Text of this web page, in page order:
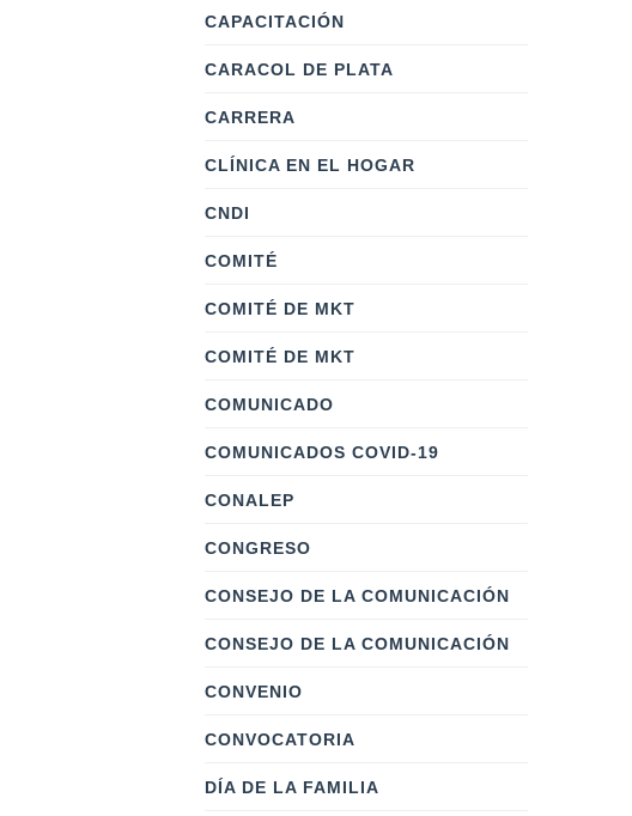
CAPACITACIÓN
CARACOL DE PLATA
CARRERA
CLÍNICA EN EL HOGAR
CNDI
COMITÉ
COMITÉ DE MKT
COMITÉ DE MKT
COMUNICADO
COMUNICADOS COVID-19
CONALEP
CONGRESO
CONSEJO DE LA COMUNICACIÓN
CONSEJO DE LA COMUNICACIÓN
CONVENIO
CONVOCATORIA
DÍA DE LA FAMILIA